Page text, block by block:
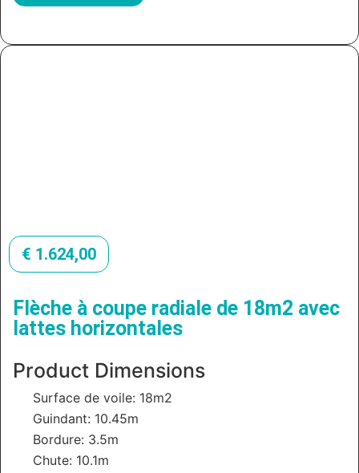
€ 1.624,00
Flèche à coupe radiale de 18m2 avec
lattes horizontales
Product Dimensions
Surface de voile: 18m2
Guindant: 10.45m
Bordure: 3.5m
Chute: 10.1m